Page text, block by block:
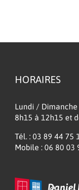
HORAIRES
Lundi / Dimanche
8h15 à 12h15 et
Tél. : 03 89 44 75
Mobile : 06 80 03